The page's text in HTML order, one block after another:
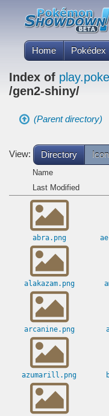
Home Pokédex
Index of
/gen2-shiny/
(Parent directory)
View: Directory
Name
Last Modified
abra.png
alakazam.png
arcanine.png
azumarill.png